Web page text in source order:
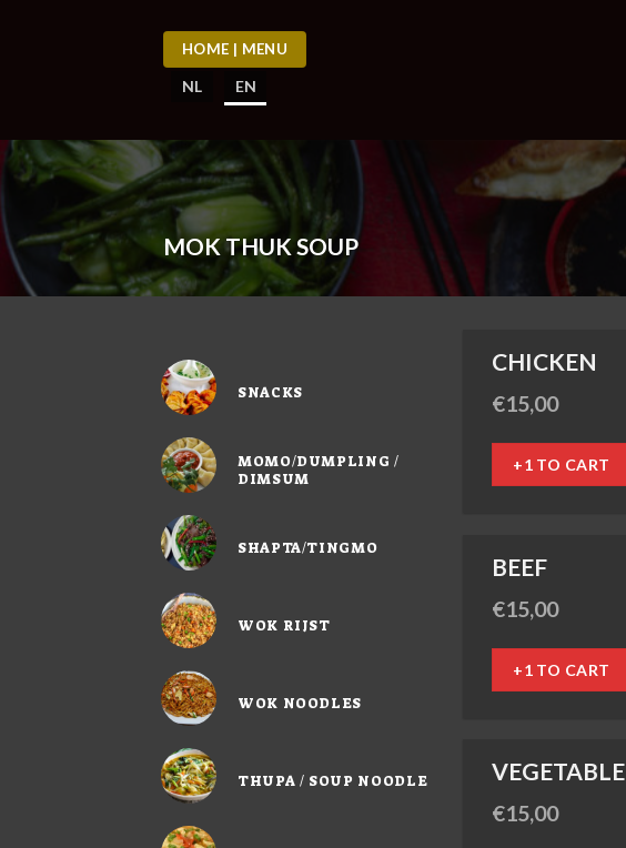
HOME | MENU
NL EN
MOK THUK SOUP
SNACKS
MOMO/DUMPLING /
DIMSUM
SHAPTA/TINGMO
WOK RIJST
WOK NOODLES
THUPA / SOUP NOODLE
CHICKEN
€15,00
+1 TO CART
BEEF
€15,00
+1 TO CART
VEGETABLE
€15,00